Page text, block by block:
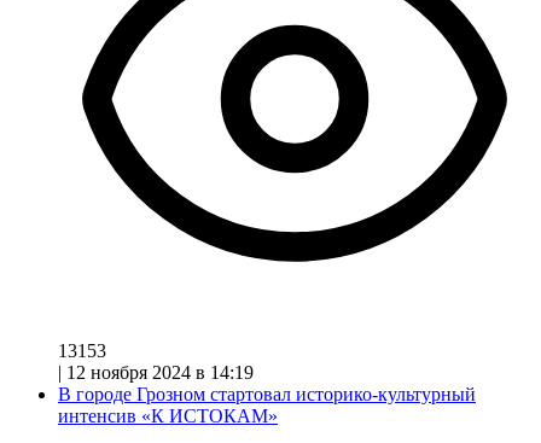
13153
| 12 ноября 2024 в 14:19
В городе Грозном стартовал историко-культурный
интенсив «К ИСТОКАМ»